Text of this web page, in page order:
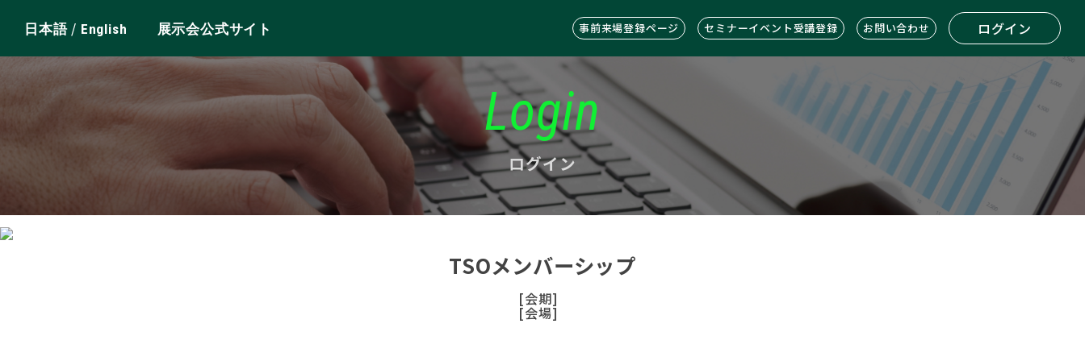
日本語/ English 展示会公式サイト 事前来場登録ページ セミナーイベント受講登録 お問い合わせ ログイン
Login
ログイン
TSOメンバーシップ
[会期]
[会場]